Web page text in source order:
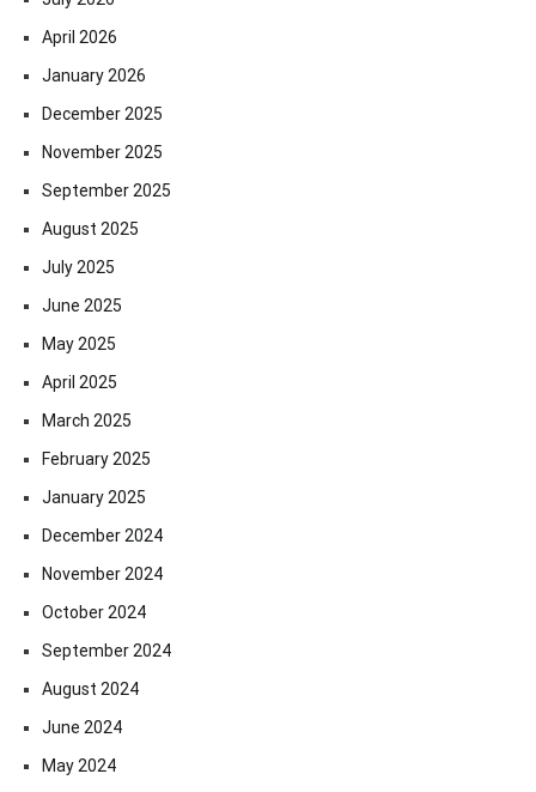
April 2026
January 2026
December 2025
November 2025
September 2025
August 2025
July 2025
June 2025
May 2025
April 2025
March 2025
February 2025
January 2025
December 2024
November 2024
October 2024
September 2024
August 2024
June 2024
May 2024